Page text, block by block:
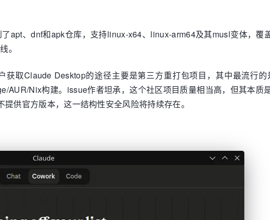
apt、dnf和apk仓库，支持linux-x64、linux-arm64及其musl变体，覆
。
取Claude Desktop的途径主要是第三方重打包项目，其中最流行
AUR/Nix构建。issue作者坦承，这个社区项目质量相当高，但其本质
供官方版本，这一结构性安全风险将持续存在。